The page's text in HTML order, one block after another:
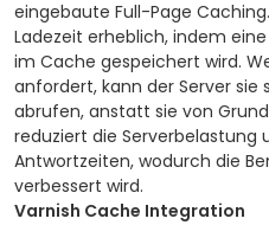
eingebaute Full-Page
Ladezeit erheblich, indem
im Cache gespeichert wird.
anfordert, kann der Server sie
abrufen, anstatt sie von
reduziert die Serverbelastung
Antwortzeiten, wodurch die
verbessert wird.
Varnish Cache Integration